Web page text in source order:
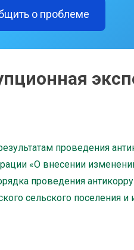
о проблеме
проведения
«О внесении
проведения
сельского поселения